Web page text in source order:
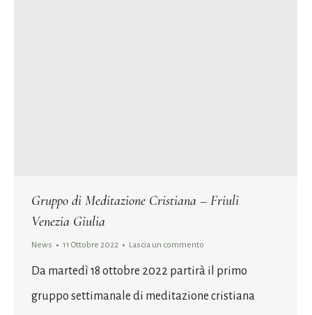
Gruppo di Meditazione Cristiana – Friuli
Venezia Giulia
News 11 Ottobre 2022 Lascia un commento
Da martedì 18 ottobre 2022 partirà il primo
gruppo settimanale di meditazione cristiana